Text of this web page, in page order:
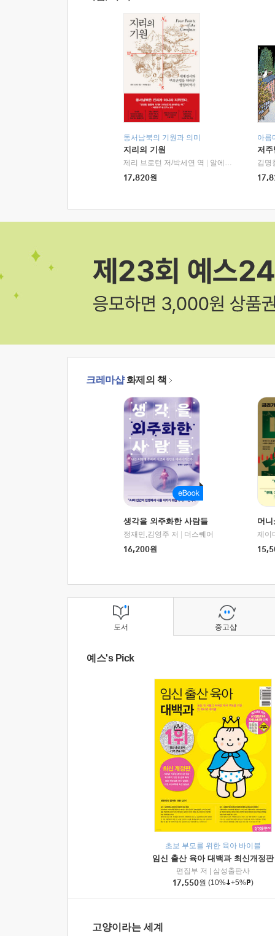
동서남북의 기원과 의미
지리의 기원
제리 브로턴 저/박세연 역
알에이치코리아(RHK)
17,820원
아름
저
김명
크레마샵화제의 책
생각을 외주화한 사람들
정재민,김영주 저
더스퀘어
16,200원
머
도서
예스's Pick
초보 부모를 위한 육아 바이블
임신 출산 육아 대백과 최신개정판
편집부 저
삼성출판사
17,550원 (10% +5% )
고양이라는 세계
중고샵